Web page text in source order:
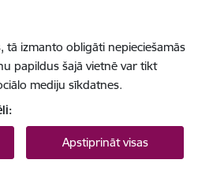
tā izmanto obligāti nepieciešamās
papildus šajā vietnē var tikt
mediju sīkdatnes.
Apstiprināt visas